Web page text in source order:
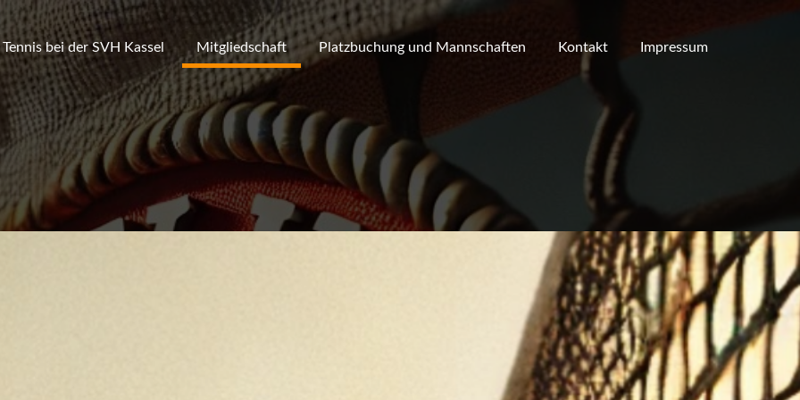
Tennis bei der SVH Kassel Mitgliedschaft Platzbuchung und Mannschaften Kontakt Impressum